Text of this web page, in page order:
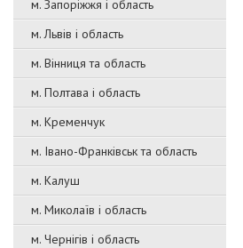
м. Запоріжжя і область
м. Львів і область
м. Вінниця та область
м. Полтава і область
м. Кременчук
м. Івано-Франківськ та область
м. Калуш
м. Миколаїв і область
м. Чернігів і область